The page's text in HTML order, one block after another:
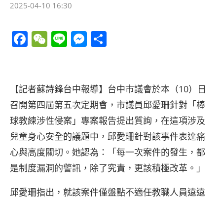
2025-04-10 16:30
Facebook
WeChat
LineMessenger
【記者蘇詩鋒台中報導】台中市議會於本（10）日
召開第四屆第五次定期會，市議員邱愛珊針對「棒
球教練涉性侵案」專案報告提出質詢，在這項涉及
兒童身心安全的議題中，邱愛珊針對該事件表達痛
心與高度關切。她認為：「每一次案件的發生，都
是制度漏洞的警訊，除了究責，更該積極改革。」
邱愛珊指出，就該案件僅盤點不適任教職人員遠遠